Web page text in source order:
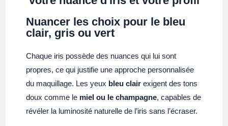
Nuancer les choix pour le bleu
clair, gris ou vert
Chaque iris possède des nuances qui lui sont
propres, ce qui justifie une approche personnalisée
du maquillage. Les yeux bleu clair exigent des tons
doux comme le miel ou le champagne, capables de
révéler la luminosité naturelle de l’iris sans l’écraser.